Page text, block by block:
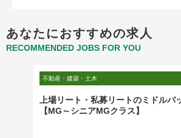
あなたにおすすめの求人
RECOMMENDED JOBS FOR YOU
不動産・建築・土木
上場リート・私募リートのミドルバ
【MG～シニアMGクラス】